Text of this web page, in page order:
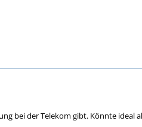
bei der Telekom gibt. Könnte